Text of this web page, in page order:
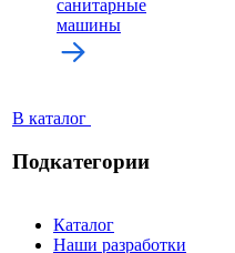
санитарные
машины
В каталог
Подкатегории
Каталог
Наши разработки